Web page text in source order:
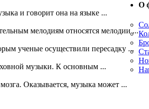
и говорит она на языке ...
мелодиям относятся мелодии ...
ученые осуществили пересадку ...
музыки. К основным ...
Оказывается, музыка может ...
О